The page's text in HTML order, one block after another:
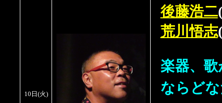
10日(火)
後藤浩二
荒川悟志
楽器、
ならど